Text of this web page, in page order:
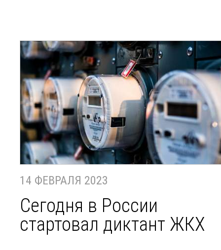
14 ФЕВРАЛЯ 2023
Сегодня в России
стартовал диктант ЖКХ